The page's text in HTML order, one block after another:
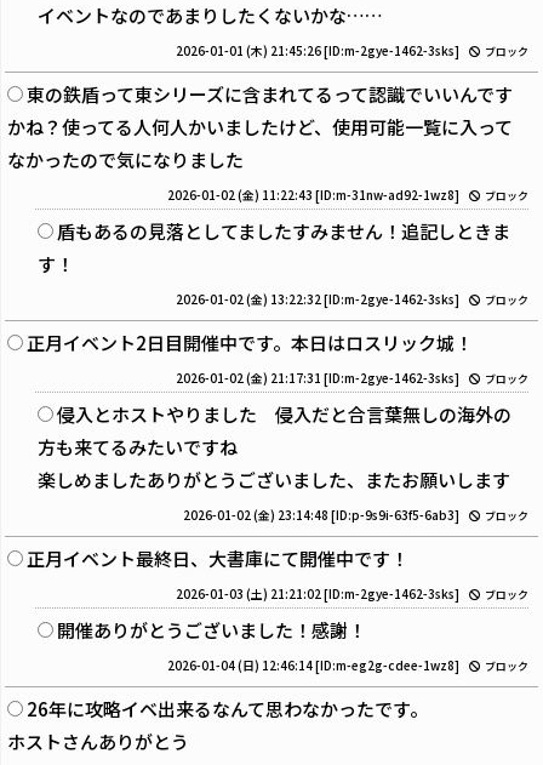
イベントなのであまりしたくないかな……
2026-01-01 (木) 21:45:26[ID:m-2gye-1462-3sks] ブロック
東の鉄盾って東シリーズに含まれてるって認識でいいんです
かね？使ってる人何人かいましたけど、使用可能一覧に入って
なかったので気になりました
2026-01-02 (金) 11:22:43 [ID:m-31nw-ad92-1wz8] ブロック
盾もあるの見落としてましたすみません！追記しときま
す！
2026-01-02 (金) 13:22:32 [ID:m-2gye-1462-3sks] ブロック
正月イベント2日目開催中です。本日はロスリック城！
2026-01-02 (金) 21:17:31 [ID:m-2gye-1462-3sks] ブロック
侵入とホストやりました 侵入だと合言葉無しの海外の
方も来てるみたいですね
楽しめましたありがとうございました、またお願いします
2026-01-02 (金) 23:14:48 [ID:p-9s9i-63f5-6ab3] ブロック
正月イベント最終日、大書庫にて開催中です！
2026-01-03 (土) 21:21:02 [ID:m-2gye-1462-3sks] ブロック
開催ありがとうございました！感謝！
2026-01-04 (日) 12:46:14[ID:m-eg2g-cdee-1wz8] ブロック
26年に攻略イベ出来るなんて思わなかったです。
ホストさんありがとう